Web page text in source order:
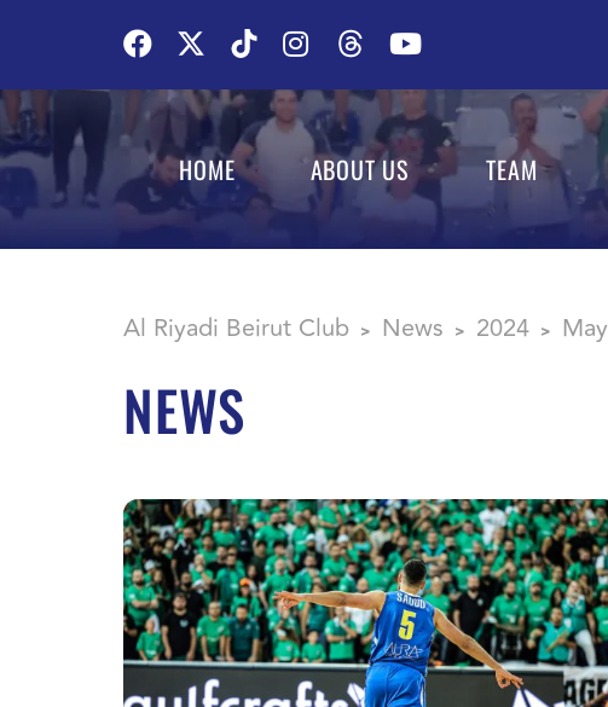
HOME ABOUT US TEAM
Al Riyadi Beirut Club > News > 2024 > May
NEWS